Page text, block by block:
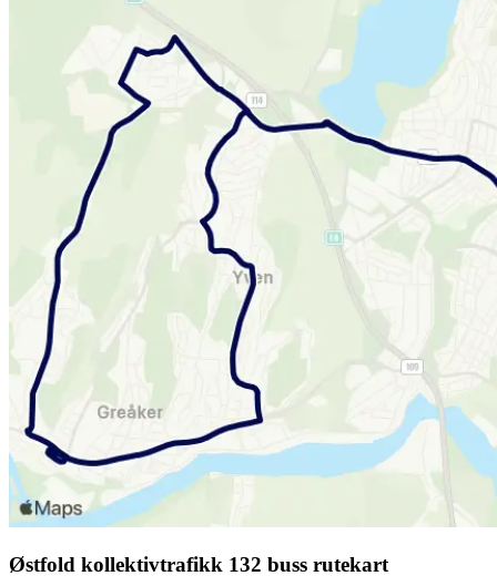
Østfold kollektivtrafikk 132 buss rutekart